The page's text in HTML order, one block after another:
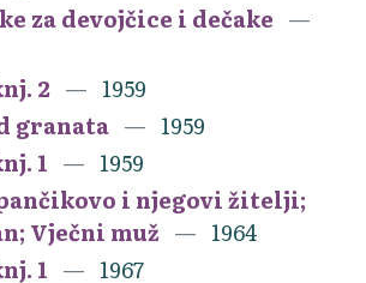
za devojčice i dečake
2
1959
granata
1959
1
1959
i njegovi žitelji;
Vječni muž
1964
1
1967